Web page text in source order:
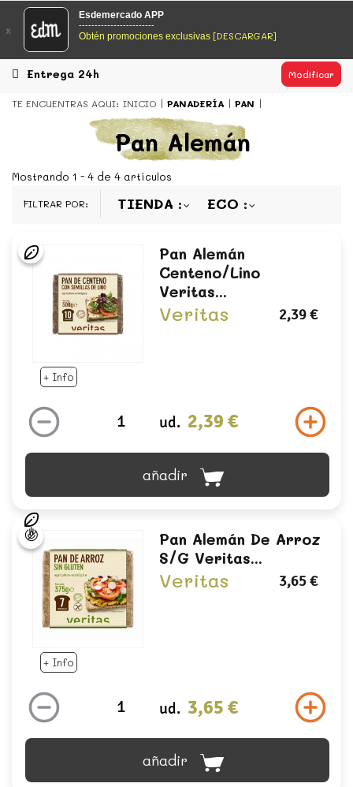
EsDeMercado.com
EsDeMercado.com
los mejores mercados de Barcelona y de productores
locales.
EsDeMercado.com
te lleva a casa los mejores productos de
los mejores mercados de Barcelona y de productores
x
Esdemercado APP
------------------------
Obtén promociones exclusivas [DESCARGAR]
Entrega 24h Modificar
TE ENCUENTRAS AQUI: INICIO PANADERÍA PAN
Pan Alemán
Mostrando 1 - 4 de 4 artículos
FILTRAR POR: TIENDA ECO
+ Info
Pan Alemán
Centeno/lino
Veritas...
Veritas 2,39 €
ud. 2,39 €
añadir
+ Info
Pan Alemán De Arroz
S/g Veritas...
Veritas 3,65 €
ud. 3,65 €
añadir